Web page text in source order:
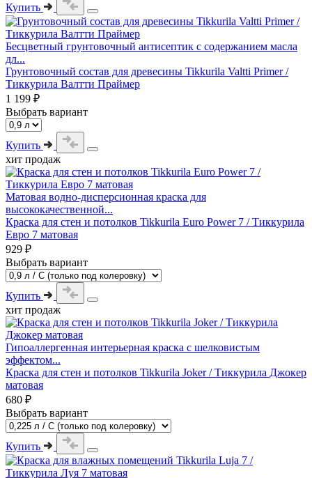
Купить
Бесцветный грунтовочный антисептик с содержанием масла
дл...
Грунтовочный состав для древесины Tikkurila Valtti Primer /
Тиккурила Валтти Праймер
1 199 ₽
Выбрать вариант
Купить
хит продаж
Матовая водно-дисперсионная краска для
высококачественной...
Краска для стен и потолков Tikkurila Euro Power 7 / Тиккурила
Евро 7 матовая
929 ₽
Выбрать вариант
Купить
хит продаж
Гипоаллергенная интерьерная краска с шелковистым
эффектом...
Краска для стен и потолков Tikkurila Joker / Тиккурила Джокер
матовая
680 ₽
Выбрать вариант
Купить